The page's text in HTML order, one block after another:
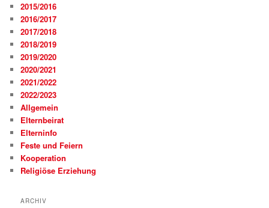
2015/2016
2016/2017
2017/2018
2018/2019
2019/2020
2020/2021
2021/2022
2022/2023
Allgemein
Elternbeirat
Elterninfo
Feste und Feiern
Kooperation
Religiöse Erziehung
ARCHIV